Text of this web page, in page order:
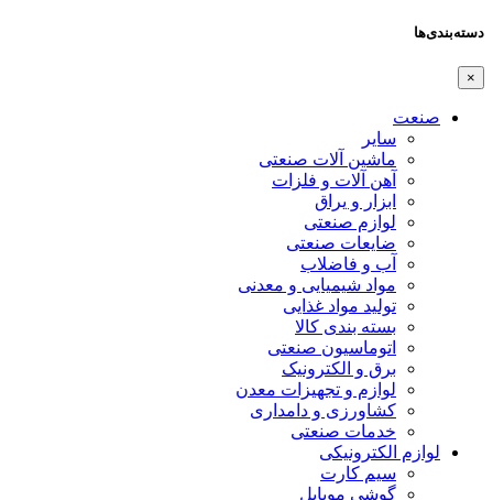
دسته‌بندی‌ها
×
صنعت
سایر
ماشین آلات صنعتی
آهن آلات و فلزات
ابزار و یراق
لوازم صنعتی
ضایعات صنعتی
آب و فاضلاب
مواد شیمیایی و معدنی
تولید مواد غذایی
بسته بندی کالا
اتوماسیون صنعتی
برق و الکترونیک
لوازم و تجهیزات معدن
کشاورزی و دامداری
خدمات صنعتی
لوازم الکترونیکی
سیم کارت
گوشی موبایل